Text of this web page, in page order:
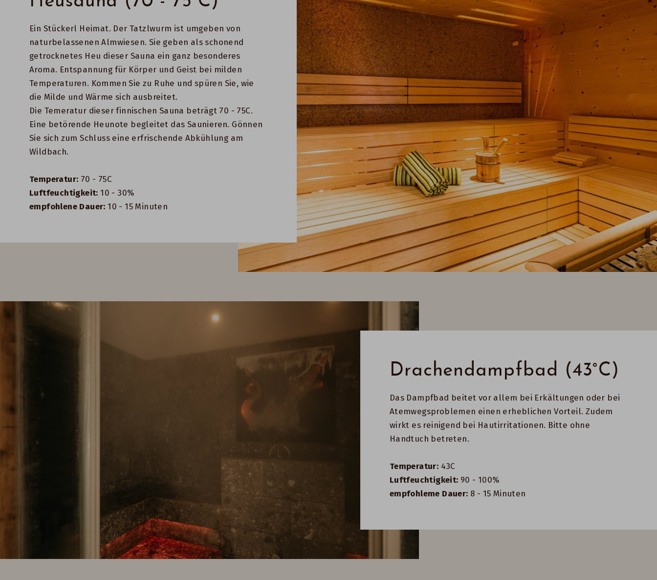
Ein Stückerl Heimat. Der Tatzlwurm ist umgeben von
naturbelassenen Almwiesen. Sie geben als schonend
getrocknetes Heu dieser Sauna ein ganz besonderes
Aroma. Entspannung für Körper und Geist bei milden
Temperaturen. Kommen Sie zu Ruhe und spüren Sie, wie
die Milde und Wärme sich ausbreitet.
Die Temeratur dieser finnischen Sauna beträgt 70 - 75C.
Eine betörende Heunote begleitet das Saunieren. Gönnen
Sie sich zum Schluss eine erfrischende Abkühlung am
Wildbach.
Temperatur: 70 - 75C
Luftfeuchtigkeit: 10 - 30%
empfohlene Dauer: 10 - 15 Minuten
Drachendampfbad (43°C)
Das Dampfbad beitet vor allem bei Erkältungen oder bei
Atemwegsproblemen einen erheblichen Vorteil. Zudem
wirkt es reinigend bei Hautirritationen. Bitte ohne
Handtuch betreten.
Temperatur: 43C
Luftfeuchtigkeit: 90 - 100%
empfohleme Dauer: 8 - 15 Minuten